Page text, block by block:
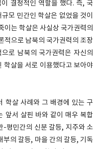
결정적인 역할을 했다. 즉,국
모 민간인 학살은 없었을 것이
이는 학살은 사실상 국가권력의
적으로 남북의 국가권력의 조장
으로 남북의 국가권력은 자신의
학살을 서로 이용했다고 보아야
학살 사례와 그 배경에 있는 구
앞서 살핀 바와 같이 매우 복합
-평민간의 신분 갈등, 지주와 소
부의 갈등, 마을 간의 갈등,기독